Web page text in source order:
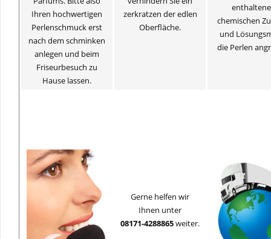
Ihren hochwertigen
Perlenschmuck erst
nach dem schminken
anlegen und beim
Friseurbesuch zu
Hause lassen.
zerkratzen der edlen
Oberfläche.
chemischen
und
die Perlen
Gerne helfen wir
Ihnen unter
08171-4288865weiter.